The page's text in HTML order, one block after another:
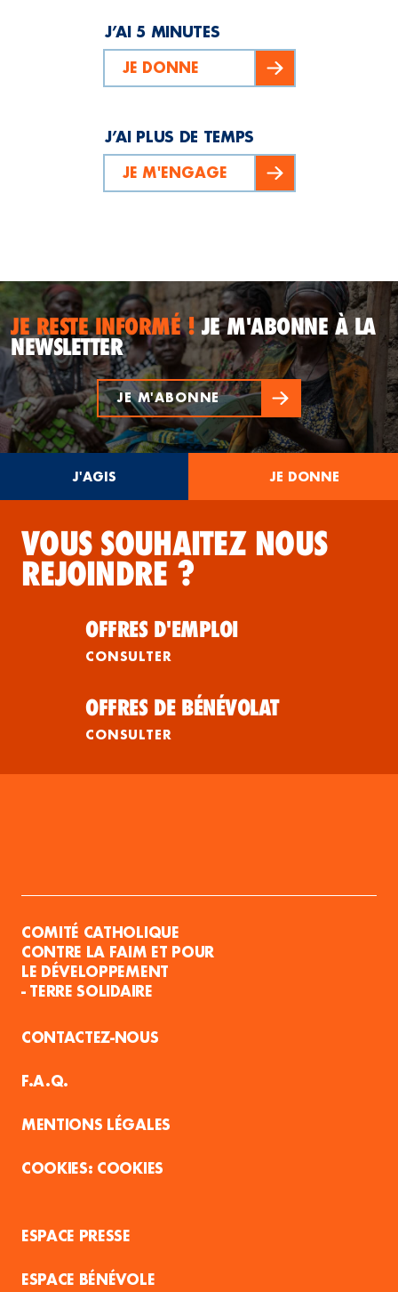
J’AI 5 MINUTES
JE DONNE
J’AI PLUS DE TEMPS
JE M'ENGAGE
JE RESTE INFORMÉ !JE M'ABONNE À LA
NEWSLETTER
JE M'ABONNE
J'AGIS JE DONNE
VOUS SOUHAITEZ NOUS
REJOINDRE ?
OFFRES D'EMPLOI
CONSULTER
OFFRES DE BÉNÉVOLAT
CONSULTER
COMITÉ CATHOLIQUE
CONTRE LA FAIM ET POUR
LE DÉVELOPPEMENT
- TERRE SOLIDAIRE
CONTACTEZ-NOUS
F.A.Q.
MENTIONS LÉGALES
COOKIES
ESPACE PRESSE
ESPACE BÉNÉVOLE